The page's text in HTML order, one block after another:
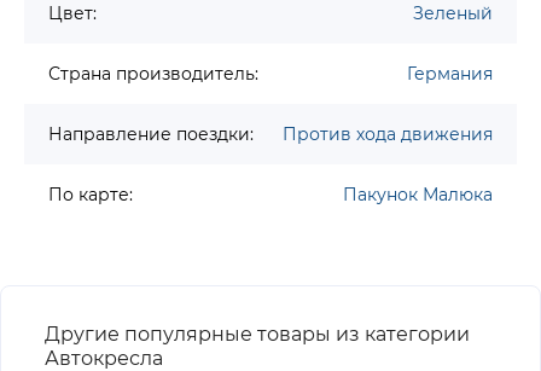
Цвет: Зеленый
Страна производитель: Германия
Направление поездки: Против хода движения
По карте: Пакунок Малюка
Другие популярные товары из категории
Автокресла